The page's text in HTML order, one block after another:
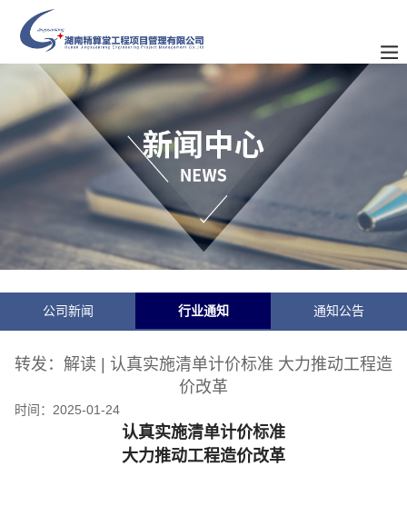
公司新闻 行业通知 通知公告
转发：解读 | 认真实施清单计价标准 大力推动工程造
价改革
时间： 2025-01-24
认真实施清单计价标准
大力推动工程造价改革